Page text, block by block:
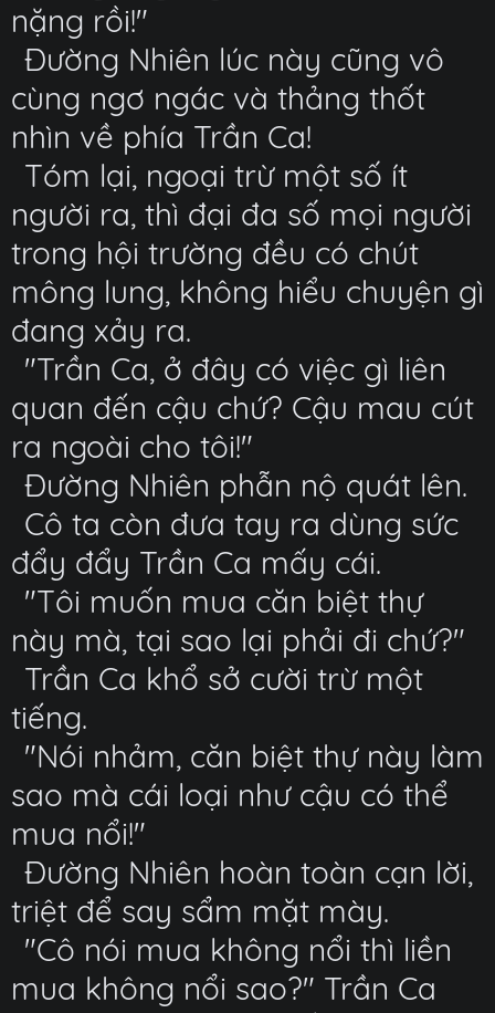
nặng rồi!"
Đường Nhiên lúc này cũng vô
cùng ngơ ngác và thảng thốt
nhìn về phía Trần Ca!
Tóm lại, ngoại trừ một số ít
người ra, thì đại đa số mọi người
trong hội trường đều có chút
mông lung, không hiểu chuyện gì
đang xảy ra.
"Trần Ca, ở đây có việc gì liên
quan đến cậu chứ? Cậu mau cút
ra ngoài cho tôi!"
Đường Nhiên phẫn nộ quát lên.
Cô ta còn đưa tay ra dùng sức
đẩy đẩy Trần Ca mấy cái.
"Tôi muốn mua căn biệt thự
này mà, tại sao lại phải đi chứ?"
Trần Ca khổ sở cười trừ một
tiếng.
"Nói nhảm, căn biệt thự này làm
sao mà cái loại như cậu có thể
mua nổi!"
Đường Nhiên hoàn toàn cạn lời,
triệt để say sẩm mặt mày.
"Cô nói mua không nổi thì liền
mua không nổi sao?" Trần Ca